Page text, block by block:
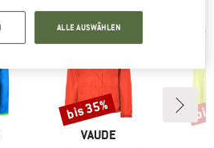
MARKE
VAUDE
Rabatt
bis 35%
ALLE AUSWÄHLEN